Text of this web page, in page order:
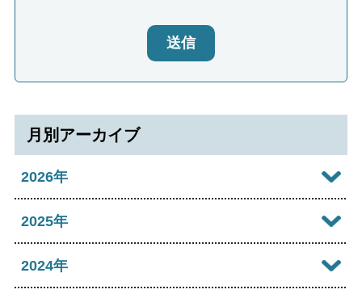
送信
月別アーカイブ
2026年
2026年08月
2026年06月
2025年
2025年12月
2024年